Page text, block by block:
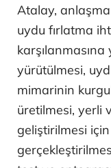
Atalay,
uydu fırlatma
yürütülmesi,
mimarinin
üretilmesi, yerli
geliştirilmesi